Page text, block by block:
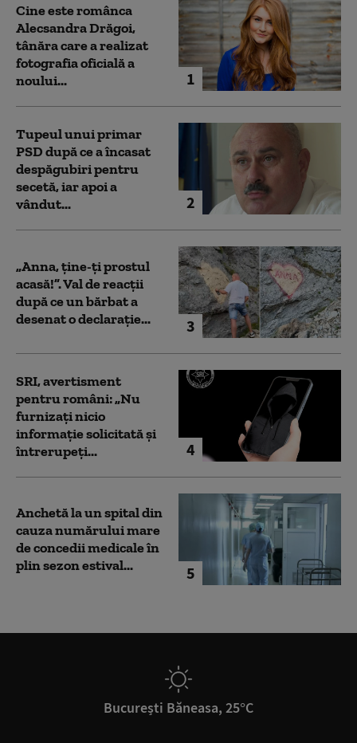
1
Cine este românca
Alecsandra Drăgoi,
tânăra care a realizat
fotografia oficială a
noului...
2
Tupeul unui primar
PSD după ce a încasat
despăgubiri pentru
secetă, iar apoi a
vândut...
3
„Anna, ţine-ţi prostul
acasă!”. Val de reacții
după ce un bărbat a
desenat o declarație...
4
SRI, avertisment
pentru români: „Nu
furnizați nicio
informație solicitată și
întrerupeți...
5
Anchetă la un spital din
cauza numărului mare
de concedii medicale în
plin sezon estival...
București Băneasa, 25°C